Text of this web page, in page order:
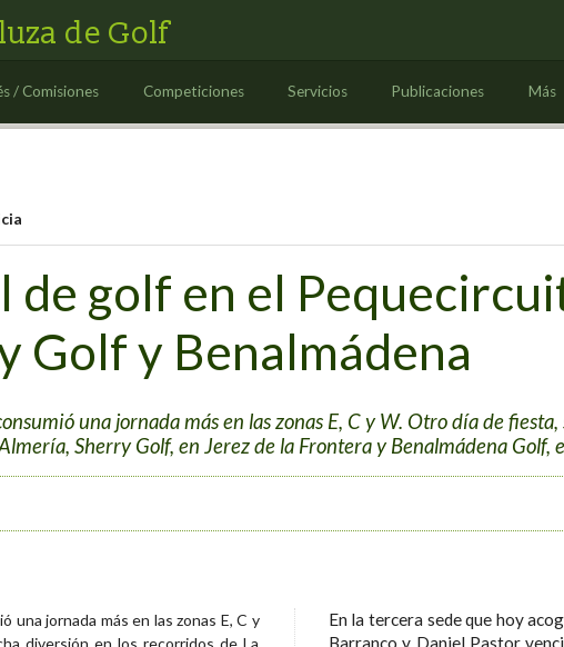
de Golf
/ Comisiones Competiciones Servicios Publicaciones Más
golf en el
Golf y Benalmádena
una jornada más en las zonas E, C y W. Otro día de
Sherry Golf, en Jerez de la Frontera y Benalmádena Golf,
una jornada más en las zonas E, C y
En la tercera sede que hoy